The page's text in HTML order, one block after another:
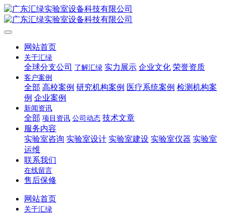
网站首页
关于汇绿
全球分支公司 了解汇绿 实力展示 企业文化 荣誉资质
客户案例
全部 高校案例 研究机构案例 医疗系统案例 检测机构案
例 企业案例
新闻资讯
全部 项目资讯 公司动态 技术文章
服务内容
实验室咨询 实验室设计 实验室建设 实验室仪器 实验室
运维
联系我们
在线留言
售后保修
网站首页
关于汇绿